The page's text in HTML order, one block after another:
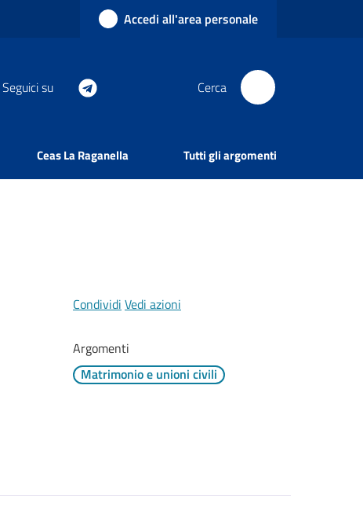
Accedi all'area personale
Seguici su Cerca
Ceas La Raganella Tutti gli argomenti
Condividi Vedi azioni
Argomenti
Matrimonio e unioni civili